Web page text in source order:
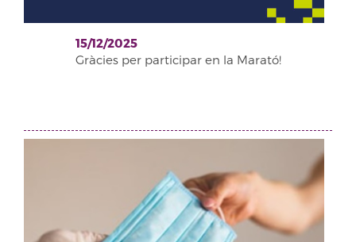
15/12/2025
Gràcies per participar en la Marató!